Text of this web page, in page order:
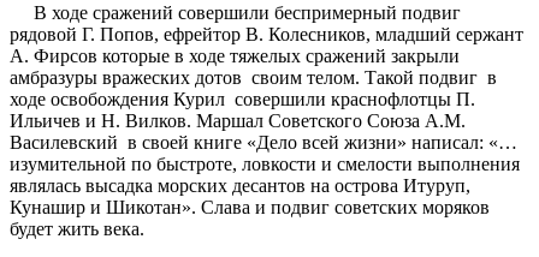
В ходе сражений совершили беспримерный подвиг
рядовой Г. Попов, ефрейтор В. Колесников, младший сержант
А. Фирсов которые в ходе тяжелых сражений закрыли
амбразуры вражеских дотов своим телом. Такой подвиг в
ходе освобождения Курил совершили краснофлотцы П.
Ильичев и Н. Вилков. Маршал Советского Союза А.М.
Василевский в своей книге «Дело всей жизни» написал: «…
изумительной по быстроте, ловкости и смелости выполнения
являлась высадка морских десантов на острова Итуруп,
Кунашир и Шикотан». Слава и подвиг советских моряков
будет жить века.